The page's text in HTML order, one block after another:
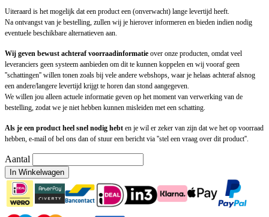
Uiteraard is het mogelijk dat een product een (onverwacht) lange levertijd heeft.
Na ontvangst van je bestelling, zullen wij je hierover informeren en bieden indien nodig
eventuele beschikbare alternatieven aan.
Wij geven bewust achteraf voorraadinformatie over onze producten, omdat veel
leveranciers geen systeem aanbieden om dit te kunnen koppelen en wij vooraf geen
''schattingen'' willen tonen zoals bij vele andere webshops, waar je helaas achteraf alsnog
een andere/langere levertijd krijgt te horen dan stond aangegeven.
We willen jou alleen actuele informatie geven op het moment van verwerking van de
bestelling, zodat we je niet hebben kunnen misleiden met een schatting.
Als je een product heel snel nodig hebt en je wil er zeker van zijn dat we het op voorraad
hebben, e-mail of bel ons dan of stuur een bericht via ''stel een vraag over dit product''.
Aantal
In Winkelwagen